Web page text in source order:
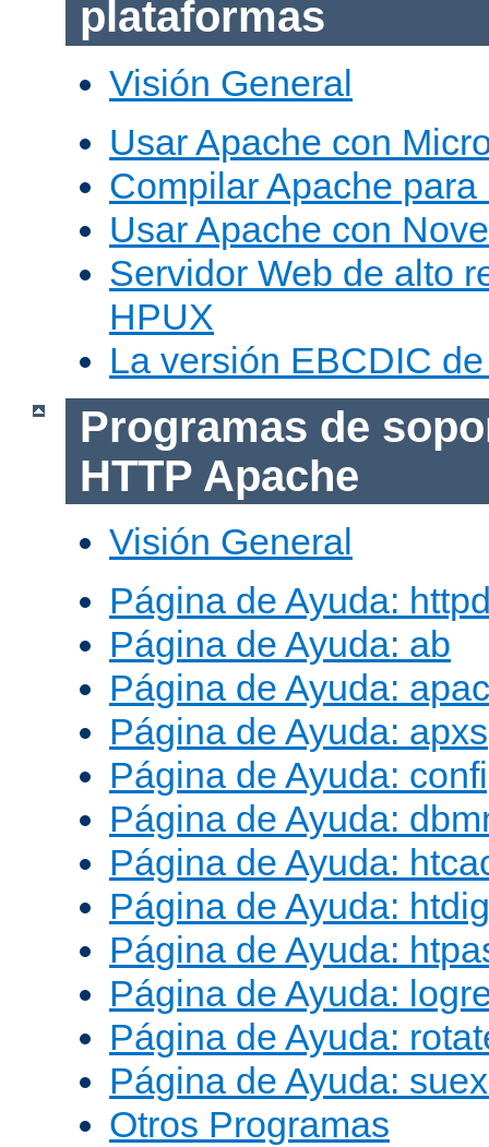
plataformas
Visión General
Usar Apache con
Compilar Apache
Usar Apache con
Servidor Web de alto
HPUX
La versión EBCDIC
Programas de
HTTP Apache
Visión General
Página de Ayuda:
Página de Ayuda: ab
Página de Ayuda:
Página de Ayuda: apxs
Página de Ayuda:
Página de Ayuda:
Página de Ayuda:
Página de Ayuda:
Página de Ayuda:
Página de Ayuda:
Página de Ayuda:
Página de Ayuda:
Otros Programas